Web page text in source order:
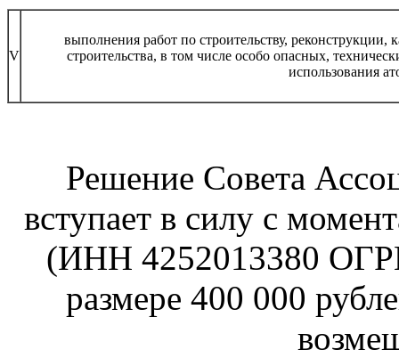
V
выполнения работ по строительству, реконструкции,
строительства, в том числе особо опасных,
использования
Решение Совета
вступает в силу с
(ИНН 4252013380
размере 400 000